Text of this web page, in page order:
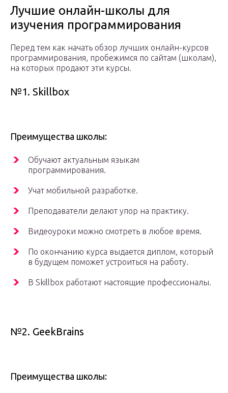
Лучшие онлайн-школы для
изучения программирования
Перед тем как начать обзор лучших онлайн-курсов
программирования, пробежимся по сайтам (школам),
на которых продают эти курсы.
№1. Skillbox
Преимущества школы:
Обучают актуальным языкам
программирования.
Учат мобильной разработке.
Преподаватели делают упор на практику.
Видеоуроки можно смотреть в любое время.
По окончанию курса выдается диплом, который
в будущем поможет устроиться на работу.
В Skillbox работают настоящие профессионалы.
№2. GeekBrains
Преимущества школы: